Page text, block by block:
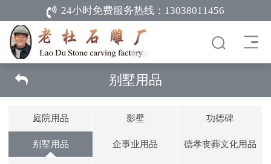
24小时免费服务热线： 13038011456
别墅用品
庭院用品 影壁 功德碑
别墅用品 企事业用品 德孝丧葬文化用品